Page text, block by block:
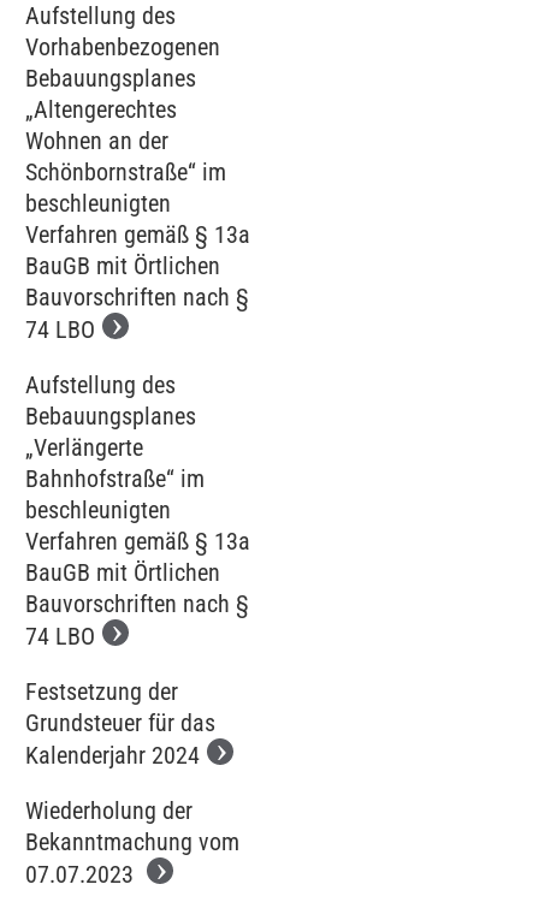
Aufstellung des
Vorhabenbezogenen
Bebauungsplanes
„Altengerechtes
Wohnen an der
Schönbornstraße“ im
beschleunigten
Verfahren gemäß § 13a
BauGB mit Örtlichen
Bauvorschriften nach §
74 LBO
Aufstellung des
Bebauungsplanes
„Verlängerte
Bahnhofstraße“ im
beschleunigten
Verfahren gemäß § 13a
BauGB mit Örtlichen
Bauvorschriften nach §
74 LBO
Festsetzung der
Grundsteuer für das
Kalenderjahr 2024
Wiederholung der
Bekanntmachung vom
07.07.2023